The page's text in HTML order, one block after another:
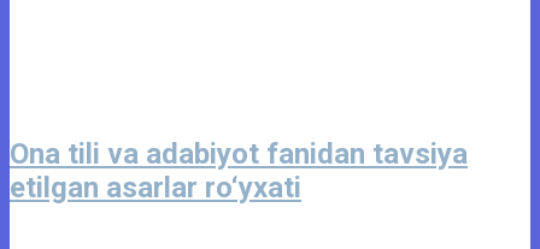
Ona tili va adabiyot fanidan tavsiya
etilgan asarlar ro‘yxati